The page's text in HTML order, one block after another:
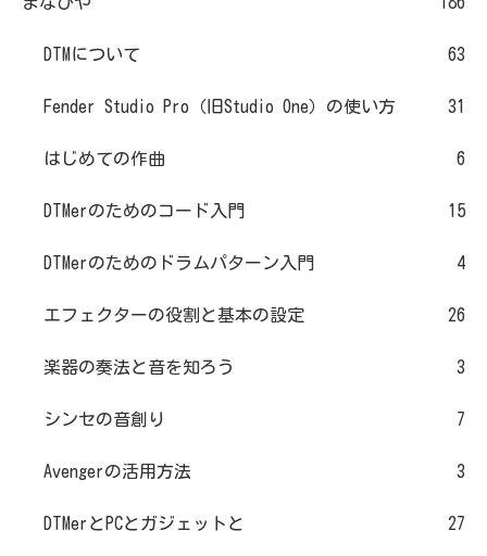
DTMについて 63
Fender Studio Pro（旧Studio One）の使い方 31
はじめての作曲 6
DTMerのためのコード入門 15
DTMerのためのドラムパターン入門 4
エフェクターの役割と基本の設定 26
楽器の奏法と音を知ろう 3
シンセの音創り 7
Avengerの活用方法 3
DTMerとPCとガジェットと 27